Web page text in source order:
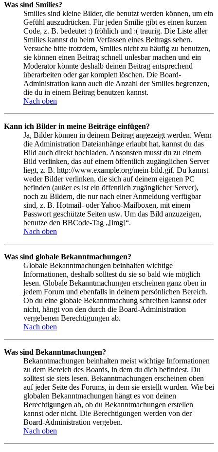
Was sind Smilies?
Smilies sind kleine Bilder, die benutzt werden können, um ein
Gefühl auszudrücken. Für jeden Smilie gibt es einen kurzen
Code, z. B. bedeutet :) fröhlich und :( traurig. Die Liste aller
Smilies kannst du beim Verfassen eines Beitrags sehen.
Versuche bitte trotzdem, Smilies nicht zu häufig zu benutzen,
sie können einen Beitrag schnell unlesbar machen und ein
Moderator könnte deshalb deinen Beitrag entsprechend
überarbeiten oder gar komplett löschen. Die Board-
Administration kann auch die Anzahl der Smilies begrenzen,
die du in einem Beitrag benutzen kannst.
Nach oben
Kann ich Bilder in meine Beiträge einfügen?
Ja, Bilder können in deinem Beitrag angezeigt werden. Wenn
die Administration Dateianhänge erlaubt hat, kannst du das
Bild auch direkt hochladen. Ansonsten musst du zu einem
Bild verlinken, das auf einem öffentlich zugänglichen Server
liegt, z. B. http://www.example.org/mein-bild.gif. Du kannst
weder Bilder verlinken, die sich auf deinem eigenen PC
befinden (außer es ist ein öffentlich zugänglicher Server),
noch zu Bildern, die nur nach einer Anmeldung verfügbar
sind, z. B. Hotmail- oder Yahoo-Mailboxen, mit einem
Passwort geschützte Seiten usw. Um das Bild anzuzeigen,
benutze den BBCode-Tag „[img]“.
Nach oben
Was sind globale Bekanntmachungen?
Globale Bekanntmachungen beinhalten wichtige
Informationen, deshalb solltest du sie so bald wie möglich
lesen. Globale Bekanntmachungen erscheinen ganz oben in
jedem Forum und ebenfalls in deinem persönlichen Bereich.
Ob du eine globale Bekanntmachung schreiben kannst oder
nicht, hängt von den durch die Board-Administration
vergebenen Berechtigungen ab.
Nach oben
Was sind Bekanntmachungen?
Bekanntmachungen beinhalten meist wichtige Informationen
zu dem Bereich des Boards, in dem du dich befindest. Du
solltest sie stets lesen. Bekanntmachungen erscheinen oben
auf jeder Seite des Forums, in dem sie erstellt wurden. Wie bei
globalen Bekanntmachungen hängt es von deinen
Berechtigungen ab, ob du Bekanntmachungen erstellen
kannst oder nicht. Die Berechtigungen werden von der
Board-Administration vergeben.
Nach oben